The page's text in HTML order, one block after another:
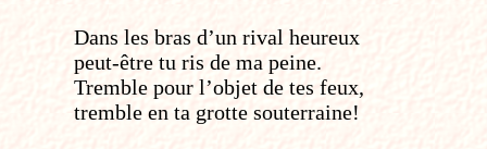
Dans les bras d’un rival heureux
peut-être tu ris de ma peine.
Tremble pour l’objet de tes feux,
tremble en ta grotte souterraine!